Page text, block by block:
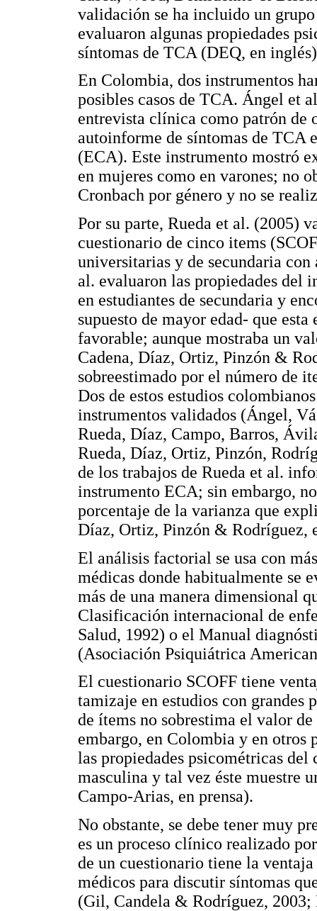
validación se ha incluido un
evaluaron algunas propiedades
síntomas de TCA (DEQ, en
En Colombia, dos instrumentos
posibles casos de TCA. Ángel et
entrevista clínica como patrón de
autoinforme de síntomas de TCA
(ECA). Este instrumento mostró
en mujeres como en varones; no
Cronbach por género y no se
Por su parte, Rueda et al. (2005)
cuestionario de cinco items
universitarias y de secundaria con
al. evaluaron las propiedades del
en estudiantes de secundaria y
supuesto de mayor edad- que
favorable; aunque mostraba un
Cadena, Díaz, Ortiz, Pinzón &
sobreestimado por el número de
Dos de estos estudios
instrumentos validados (Ángel,
Rueda, Díaz, Campo, Barros,
Rueda, Díaz, Ortiz, Pinzón,
de los trabajos de Rueda et al.
instrumento ECA; sin embargo,
porcentaje de la varianza que
Díaz, Ortiz, Pinzón & Rodríguez,
El análisis factorial se usa con
médicas donde habitualmente se
más de una manera dimensional
Clasificación internacional de
Salud, 1992) o el Manual
(Asociación Psiquiátrica
El cuestionario SCOFF tiene
tamizaje en estudios con grandes
de ítems no sobrestima el valor
embargo, en Colombia y en otros
las propiedades psicométricas
masculina y tal vez éste muestre
Campo-Arias, en prensa).
No obstante, se debe tener muy
es un proceso clínico realizado
de un cuestionario tiene la
médicos para discutir síntomas
(Gil, Candela & Rodríguez,